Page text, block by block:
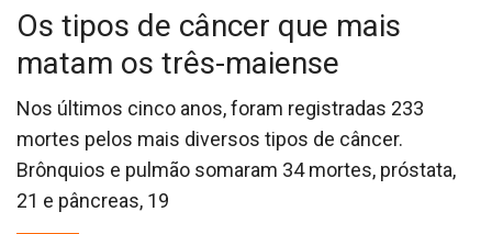
Os tipos de câncer que mais
matam os três-maiense
Nos últimos cinco anos, foram registradas 233
mortes pelos mais diversos tipos de câncer.
Brônquios e pulmão somaram 34 mortes, próstata,
21 e pâncreas, 19